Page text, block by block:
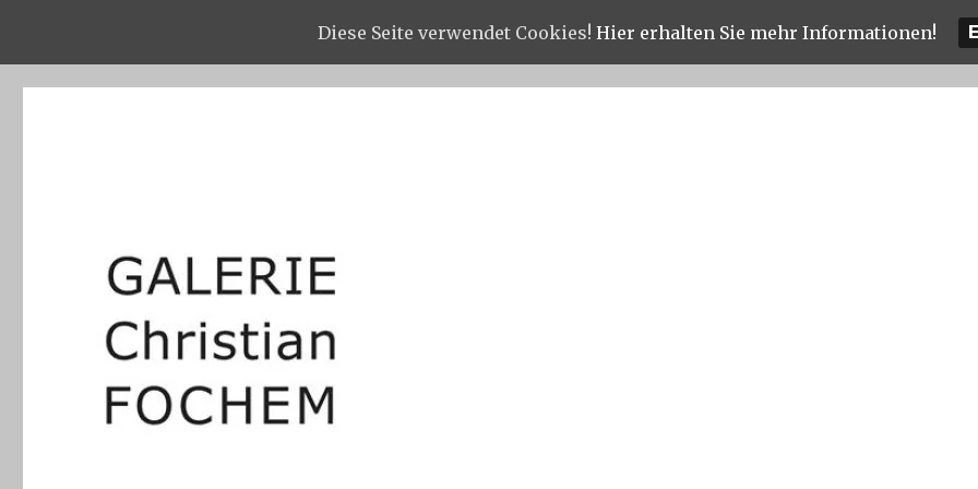
Diese Seite verwendet Cookies!Hier erhalten Sie mehr Informationen!